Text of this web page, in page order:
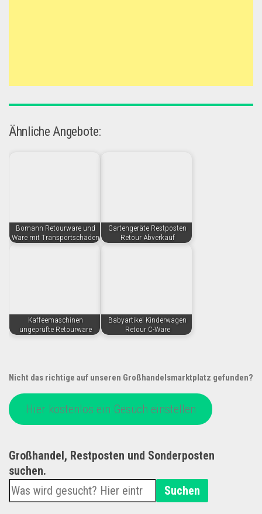
Ähnliche Angebote:
Bomann Retourware und
Ware mit Transportschäden
Gartengeräte Restposten
Retour Abverkauf
Kaffeemaschinen
ungeprüfte Retourware
Babyartikel Kinderwagen
Retour C-Ware
Nicht das richtige auf unseren Großhandelsmarktplatz gefunden?
Hier kostenlos ein Gesuch einstellen
Großhandel, Restposten und Sonderposten
suchen.
Suchen